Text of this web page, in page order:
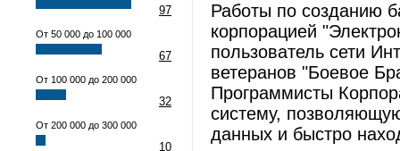
97
От 50 000 до 100 000
67
От 100 000 до 200 000
32
От 200 000 до 300 000
10
Работы по созданию
корпорацией
пользователь сети
ветеранов "Боевое
Программисты
систему,
данных и быстро